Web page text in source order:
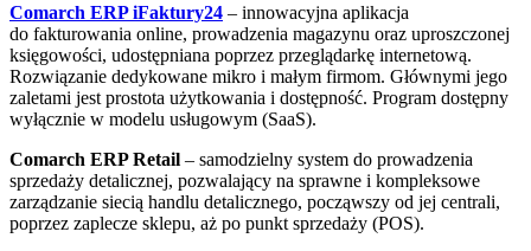
Comarch ERP iFaktury24 – innowacyjna aplikacja
do fakturowania online, prowadzenia magazynu oraz uproszczonej
księgowości, udostępniana poprzez przeglądarkę internetową.
Rozwiązanie dedykowane mikro i małym firmom. Głównymi jego
zaletami jest prostota użytkowania i dostępność. Program dostępny
wyłącznie w modelu usługowym (SaaS).
Comarch ERP Retail – samodzielny system do prowadzenia
sprzedaży detalicznej, pozwalający na sprawne i kompleksowe
zarządzanie siecią handlu detalicznego, począwszy od jej centrali,
poprzez zaplecze sklepu, aż po punkt sprzedaży (POS).